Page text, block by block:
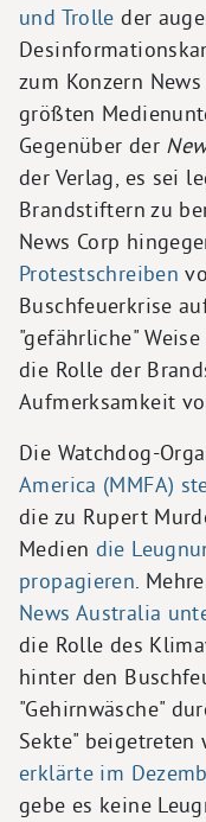
und Trolle der
zum Konzern
größten
Gegenüber der
der Verlag, es sei
Brandstiftern zu
News Corp
Protestschreiben
Buschfeuerkrise
"gefährliche"
die Rolle der
Aufmerksamkeit
Die Watchdog-
America (MMFA)
die zu Rupert
Medien die
propagieren .
News Australia
die Rolle des
hinter den
"Gehirnwäsche"
Sekte" beigetreten
erklärte im
gebe es keine